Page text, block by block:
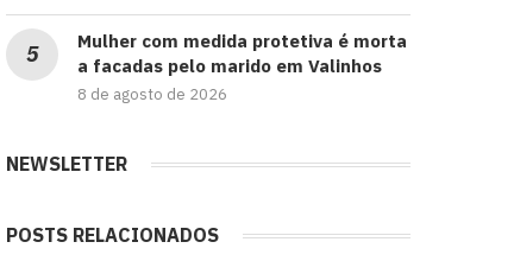
Mulher com medida protetiva é morta
a facadas pelo marido em Valinhos
8 de agosto de 2026
NEWSLETTER
POSTS RELACIONADOS